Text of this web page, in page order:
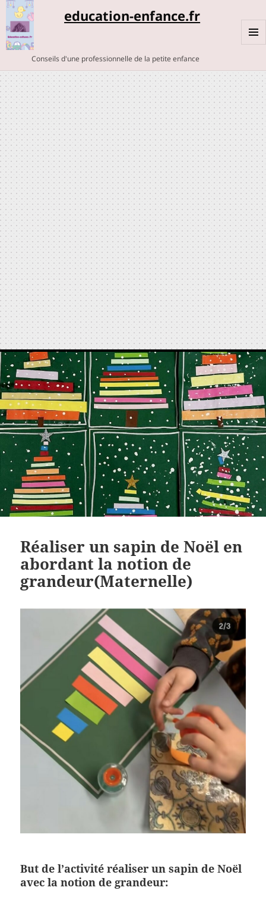
education-enfance.fr
Conseils d'une professionnelle de la petite enfance
Réaliser un sapin de Noël en
abordant la notion de
grandeur(Maternelle)
But de l’activité réaliser un sapin de Noël
avec la notion de grandeur: